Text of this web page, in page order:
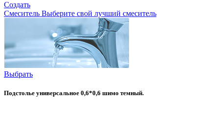
Создать
Смеситель Выберите свой лучший смеситель
Выбрать
Подстолье универсальное 0,6*0,6 шимо темный.